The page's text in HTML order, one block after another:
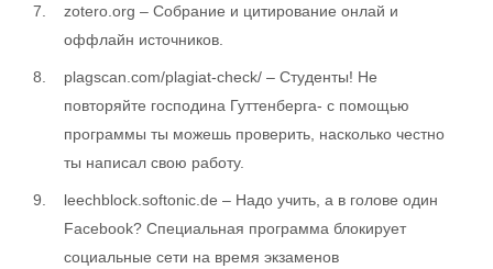
zotero.org – Собрание и цитирование онлай и
оффлайн источников.
plagscan.com/plagiat-check/ – Студенты! Не
повторяйте господина Гуттенберга- с помощью
программы ты можешь проверить, насколько честно
ты написал свою работу.
leechblock.softonic.de – Надо учить, а в голове один
Facebook? Специальная программа блокирует
сoциальные сети на время экзаменов